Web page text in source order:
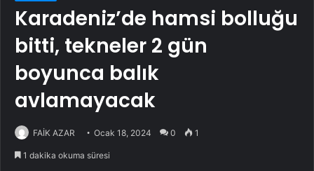
Karadeniz’de hamsi bolluğu
bitti, tekneler 2 gün
boyunca balık
avlamayacak
FAİK AZAR Ocak 18, 2024 0 1
1 dakika okuma süresi